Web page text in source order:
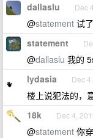
dallaslu Dec
@statement 试
statement
@dallaslu 我的
lydasia Dec
楼上说犯法的，
18k Dec 4,
@statement 你